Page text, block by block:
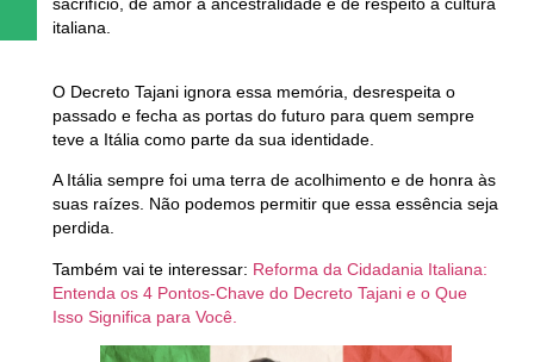
italiana.
O Decreto Tajani ignora essa memória, desrespeita o
passado e fecha as portas do futuropara quem sempre
teve a Itália como parte da sua identidade.
A Itália sempre foi uma terra de acolhimento e de honra às
suas raízes. Não podemos permitir que essa essência seja
perdida.
Também vai te interessar: Reforma da Cidadania Italiana:
Entenda os 4 Pontos-Chave do Decreto Tajani e o Que
Isso Significa para Você.